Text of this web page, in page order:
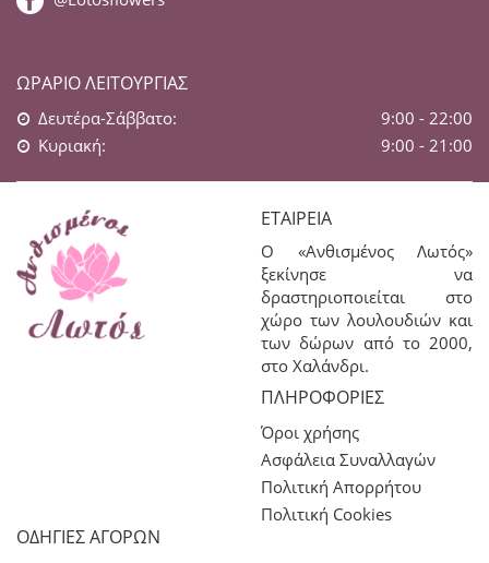
ΩΡΆΡΙΟ ΛΕΙΤΟΥΡΓΊΑΣ
Δευτέρα-Σάββατο:
9:00 - 22:00
Κυριακή:
9:00 - 21:00
ΕΤΑΙΡΕΊΑ
Ο «Ανθισμένος Λωτός»
ξεκίνησε να
δραστηριοποιείται στο
χώρο των λουλουδιών και
των δώρων από το 2000,
στο Χαλάνδρι.
ΠΛΗΡΟΦΟΡΊΕΣ
Όροι χρήσης
Ασφάλεια Συναλλαγών
Πολιτική Απορρήτου
Πολιτική Cookies
ΟΔΗΓΙΕΣ ΑΓΟΡΩΝ